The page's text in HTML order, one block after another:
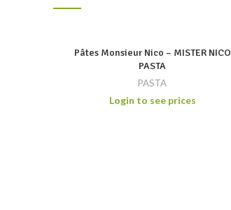
Pâtes Monsieur Nico – MISTER NICO
PASTA
PASTA
Login to see prices